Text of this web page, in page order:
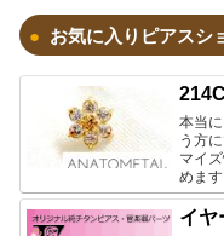
お気に入りピアスシ
本当
う方
マイ
めます
イヤ